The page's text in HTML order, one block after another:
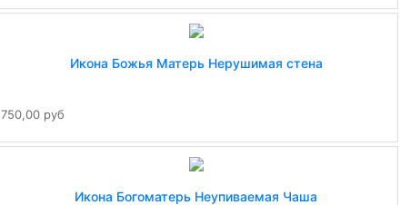
Икона Божья Матерь Нерушимая стена
750,00 руб
Икона Богоматерь Неупиваемая Чаша